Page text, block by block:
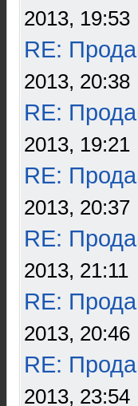
2013, 19:53
RE:
2013, 20:38
RE:
2013, 19:21
RE:
2013, 20:37
RE:
2013, 21:11
RE:
2013, 20:46
RE:
2013, 23:54